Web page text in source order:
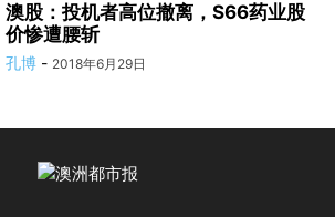
澳股：投机者高位撤离，S66药业股
价惨遭腰斩
孔博 - 2018年6月29日